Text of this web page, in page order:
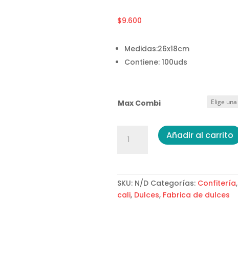
$9.600
Medidas:26x18cm
Contiene: 100uds
Max Combi
Combi
Añadir al carrito
SKU: N/D Categorías: Confitería,
cali, Dulces, Fabrica de dulces